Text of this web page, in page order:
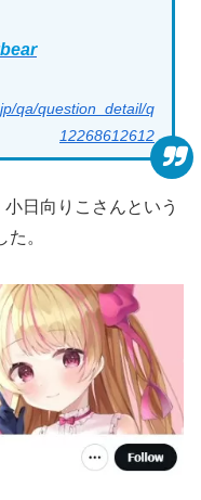
qa/question_detail/q
12268612612
日向りこさんという
。